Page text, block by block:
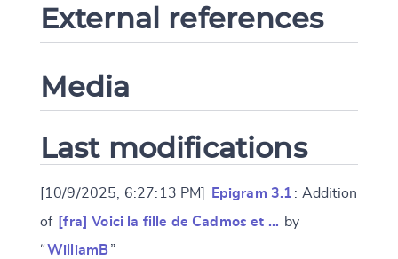
External references
Media
Last modifications
[10/9/2025, 6:27:13 PM] Epigram 3.1 : Addition
of [fra] Voici la fille de Cadmos et … by
“WilliamB”